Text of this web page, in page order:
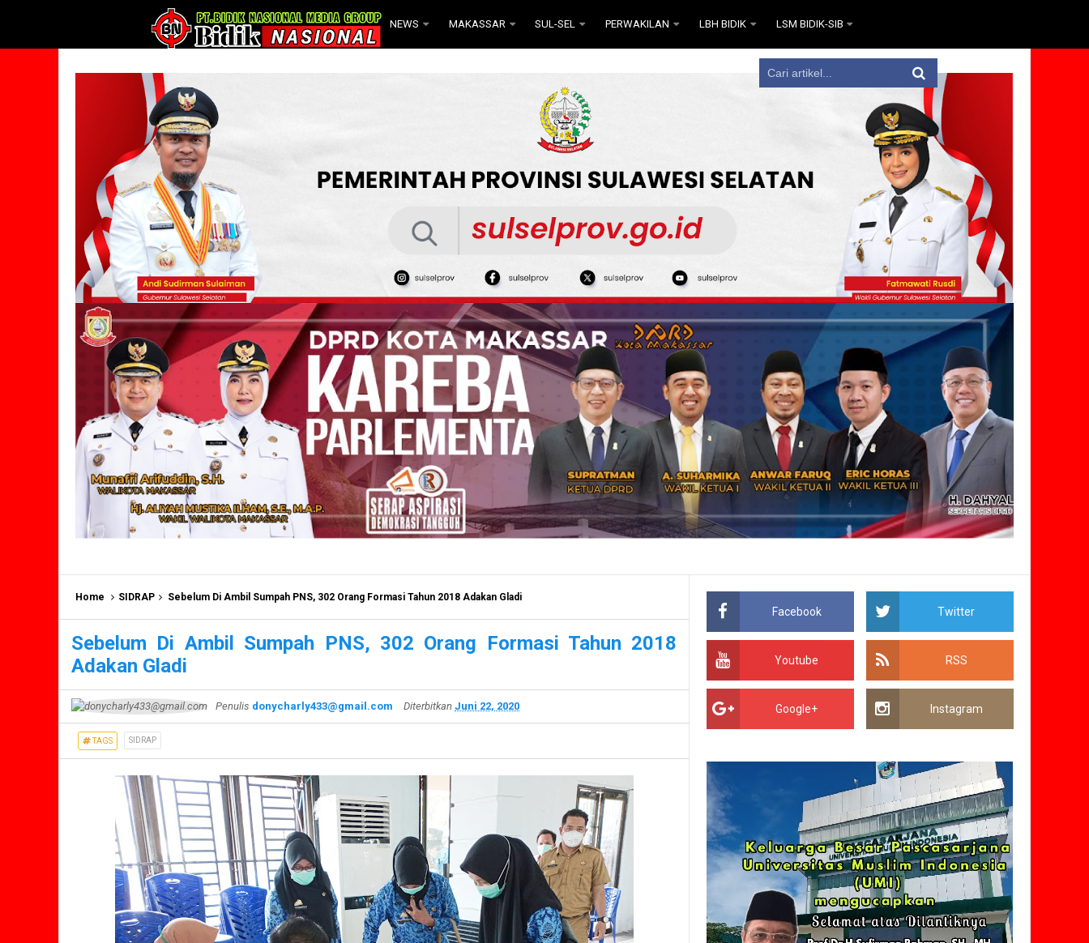
NEWS MAKASSAR SUL-SEL PERWAKILAN LBH BIDIK LSM BIDIK-SIB
Home SIDRAP Sebelum Di Ambil Sumpah PNS, 302 Orang Formasi Tahun 2018 Adakan Gladi
Sebelum Di Ambil Sumpah PNS, 302 Orang Formasi Tahun 2018
Adakan Gladi
Penulis donycharly433@gmail.com Diterbitkan Juni 22, 2020
TAGS SIDRAP
Facebook Twitter
Youtube RSS
Google+ Instagram